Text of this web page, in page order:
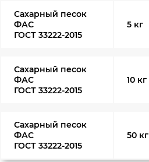
Сахарный песок
ФАС
ГОСТ 33222-2015
5 кг
Сахарный песок
ФАС
ГОСТ 33222-2015
10 кг
Сахарный песок
ФАС
ГОСТ 33222-2015
50 кг